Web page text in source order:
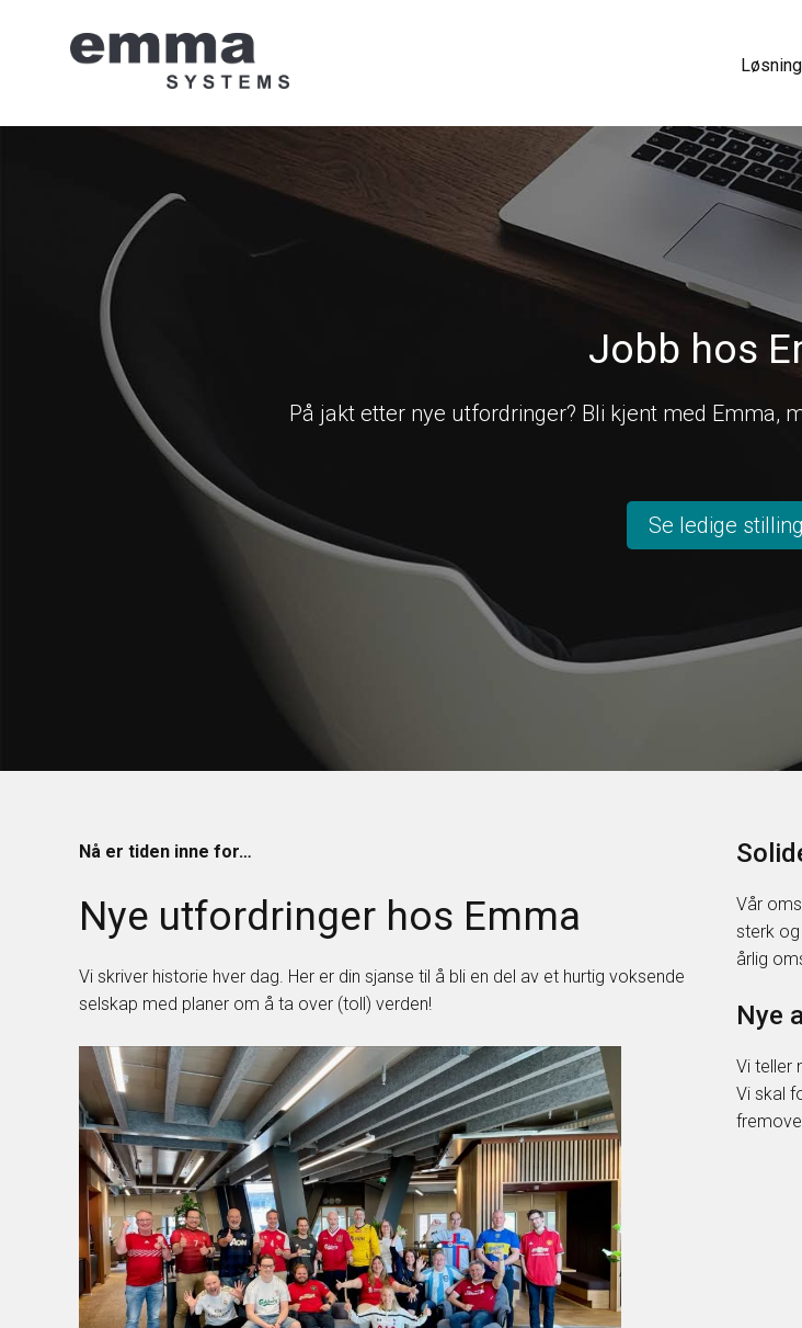
Jobb hos
På jakt etter nye utfordringer? Bli kjent med Emma,
Se ledige
Nå er tiden inne for…
Nye utfordringer hos Emma
Vi skriver historie hver dag. Her er din sjanse til å bli en del av et hurtig voksende
selskap med planer om å ta over (toll) verden!
Vår
sterk
årlig
Nye
Vi teller
Vi skal